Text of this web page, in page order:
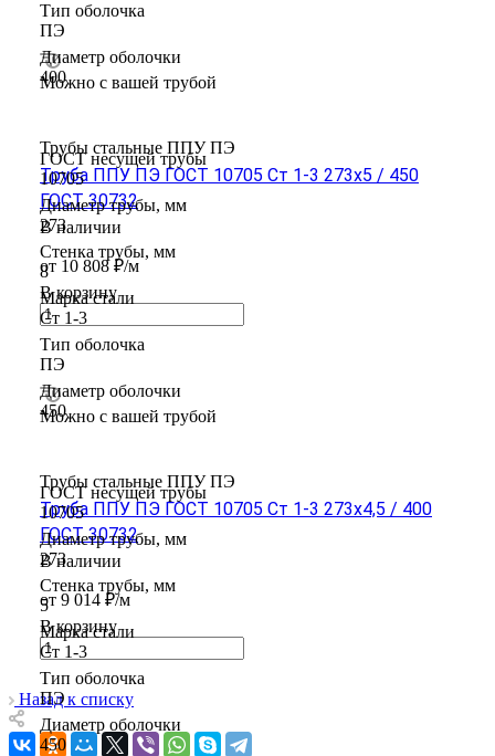
Тип оболочка
ПЭ
Диаметр оболочки
400
ГОСТ несущей трубы
10705
Диаметр трубы, мм
273
Стенка трубы, мм
8
Марка стали
Ст 1-3
Тип оболочка
ПЭ
Диаметр оболочки
450
ГОСТ несущей трубы
10705
Диаметр трубы, мм
273
Стенка трубы, мм
5
Марка стали
Ст 1-3
Тип оболочка
ПЭ
Диаметр оболочки
450
Можно с вашей трубой
Трубы стальные ППУ ПЭ
Труба ППУ ПЭ ГОСТ 10705 Ст 1-3 273x5 / 450
ГОСТ 30732
В наличии
от 10 808 ₽/м
В корзину
Можно с вашей трубой
Трубы стальные ППУ ПЭ
Труба ППУ ПЭ ГОСТ 10705 Ст 1-3 273x4,5 / 400
ГОСТ 30732
В наличии
от 9 014 ₽/м
В корзину
Назад к списку